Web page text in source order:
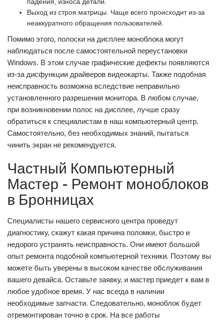
Выход из строя матрицы. Чаще всего происходит из-за
неаккуратного обращения пользователей.
Помимо этого, полоски на дисплее моноблока могут
наблюдаться после самостоятельной переустановки
Windows. В этом случае графические дефекты появляются
из-за дисфункции драйверов видеокарты. Также подобная
неисправность возможна вследствие неправильно
установленного разрешения монитора. В любом случае,
при возникновении полос на дисплее, лучше сразу
обратиться к специалистам в наш компьютерный центр.
Самостоятельно, без необходимых знаний, пытаться
чинить экран не рекомендуется.
Частный Компьютерный
Мастер - Ремонт моноблоков
в Бронницах
Специалисты нашего сервисного центра проведут
диагностику, скажут какая причина поломки, быстро и
недорого устранять неисправность. Они имеют большой
опыт ремонта подобной компьютерной техники. Поэтому вы
можете быть уверены в высоком качестве обслуживания
вашего девайса. Оставьте заявку, и мастер приедет к вам в
любое удобное время. У нас всегда в наличии
необходимые запчасти. Следовательно, моноблок будет
отремонтирован точно в срок. На все работы